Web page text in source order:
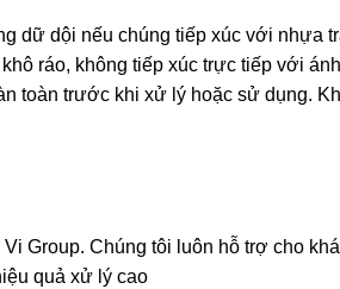
dữ dội nếu chúng tiếp xúc với nhựa
ráo, không tiếp xúc trực tiếp với
toàn trước khi xử lý hoặc sử dụng.
Vi Group. Chúng tôi luôn hỗ trợ cho
quả xử lý cao